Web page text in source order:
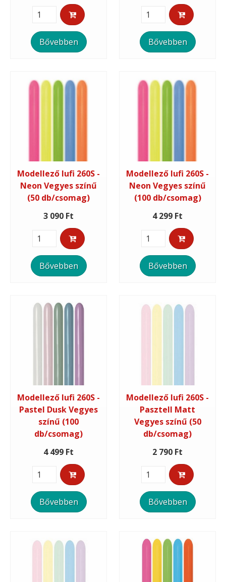
Bővebben Bővebben
Modellező lufi 260S -
Neon Vegyes színű
(50 db/csomag)
3 090 Ft
Bővebben
Modellező lufi 260S -
Neon Vegyes színű
(100 db/csomag)
4 299 Ft
Bővebben
Modellező lufi 260S -
Pastel Dusk Vegyes
színű (100
db/csomag)
4 499 Ft
Bővebben
Modellező lufi 260S -
Pasztell Matt
Vegyes színű (50
db/csomag)
2 790 Ft
Bővebben